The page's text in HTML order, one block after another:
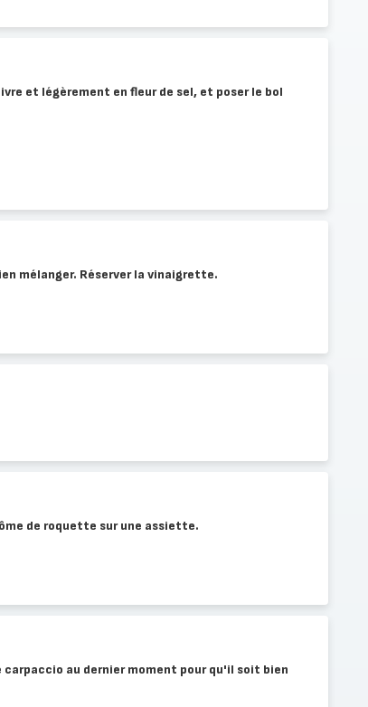
et légèrement en fleur de sel, et poser le bol
mélanger. Réserver la vinaigrette.
de roquette sur une assiette.
carpaccio au dernier moment pour qu'il soit bien